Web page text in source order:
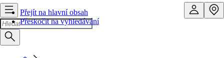
Přejít na hlavní obsah
Přeskočit na vyhledávání